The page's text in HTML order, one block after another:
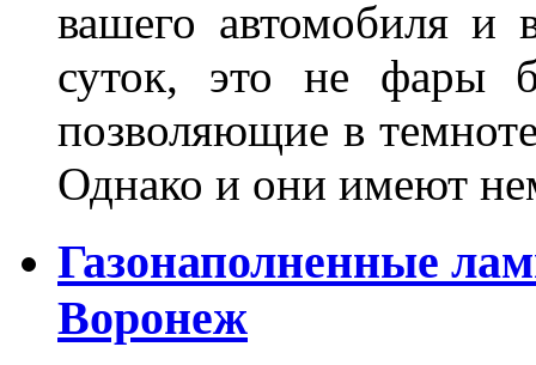
вашего автомобиля и
суток, это не фары
позволяющие в
Однако и они имеют
Газонаполненные
Воронеж